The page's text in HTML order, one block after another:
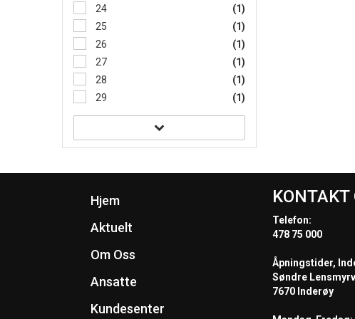
24
(1)
25
(1)
26
(1)
27
(1)
28
(1)
29
(1)
Hjem
Aktuelt
Om Oss
Ansatte
Kundesenter
KONTAKT
Telefon:
478 75 000
Åpningstider,
Søndre
7670 Inderøy